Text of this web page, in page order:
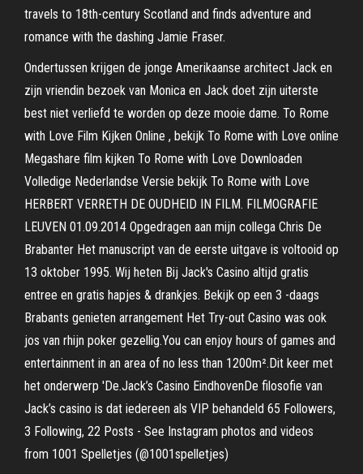
travels to 18th-century Scotland and finds adventure and
romance with the dashing Jamie Fraser.
Ondertussen krijgen de jonge Amerikaanse architect Jack en
zijn vriendin bezoek van Monica en Jack doet zijn uiterste
best niet verliefd te worden op deze mooie dame. To Rome
with Love Film Kijken Online , bekijk To Rome with Love online
Megashare film kijken To Rome with Love Downloaden
Volledige Nederlandse Versie bekijk To Rome with Love
HERBERT VERRETH DE OUDHEID IN FILM. FILMOGRAFIE
LEUVEN 01.09.2014 Opgedragen aan mijn collega Chris De
Brabanter Het manuscript van de eerste uitgave is voltooid op
13 oktober 1995. Wij heten Bij Jack's Casino altijd gratis
entree en gratis hapjes & drankjes. Bekijk op een 3 -daags
Brabants genieten arrangement Het Try-out Casino was ook
jos van rhijn poker gezellig.You can enjoy hours of games and
entertainment in an area of no less than 1200m².Dit keer met
het onderwerp 'De.Jack’s Casino EindhovenDe filosofie van
Jack’s casino is dat iedereen als VIP behandeld 65 Followers,
3 Following, 22 Posts - See Instagram photos and videos
from 1001 Spelletjes (@1001spelletjes)